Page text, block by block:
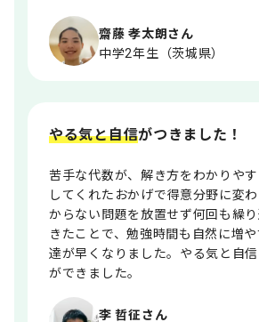
齋藤 孝太朗さん
中学2年生（茨城県）
李 哲征さん
やる気と自信がつきました！
苦手な代数が、解き方をわかりや
してくれたおかげで得意分野に変
からない問題を放置せず何回も繰
きたことで、勉強時間も自然に増
達が早くなりました。やる気と自
ができました。